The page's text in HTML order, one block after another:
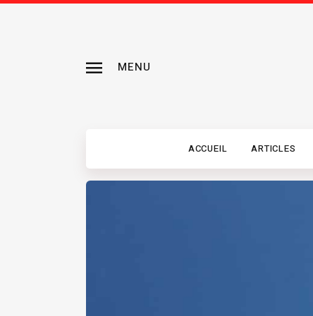
MENU
ACCUEIL ARTICLES